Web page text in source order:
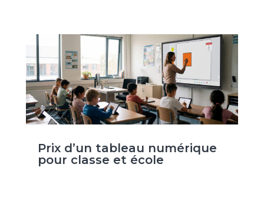
Prix d’un tableau numérique
pour classe et école